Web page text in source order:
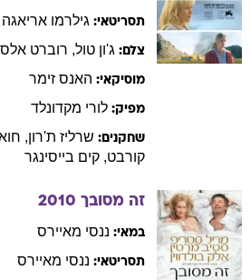
תסריטאי: גילרמו אריאגה
צלם: ג'ון טול, רוברט
מוסיקאי: האנס זימר
מפיק: לורי מקדונלד
שחקנים: שרליז ת'רון,
קורבט, קים בייסינגר
זה מסובך 2010
במאי: ננסי מאיירס
תסריטאי: ננסי מאיירס